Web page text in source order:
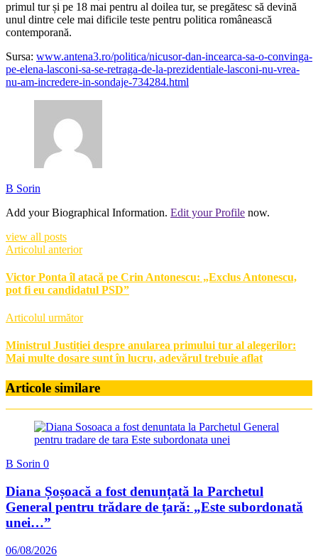
primul tur și pe 18 mai pentru al doilea tur, se pregătesc să devină
unul dintre cele mai dificile teste pentru politica românească
contemporană.
Sursa: www.antena3.ro/politica/nicusor-dan-incearca-sa-o-convinga-
pe-elena-lasconi-sa-se-retraga-de-la-prezidentiale-lasconi-nu-vrea-
nu-am-incredere-in-sondaje-734284.html
B Sorin
Add your Biographical Information. Edit your Profile now.
view all posts
Articolul anterior
Victor Ponta îl atacă pe Crin Antonescu: „Exclus Antonescu,
pot fi eu candidatul PSD”
Articolul următor
Ministrul Justiției despre anularea primului tur al alegerilor:
Mai multe dosare sunt în lucru, adevărul trebuie aflat
Articole similare
B Sorin 0
Diana Șoșoacă a fost denunțată la Parchetul
General pentru trădare de țară: „Este subordonată
unei…”
06/08/2026